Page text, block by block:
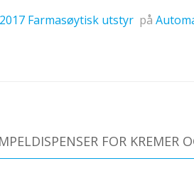
Farmasøytisk utstyr på
FOR KREMER